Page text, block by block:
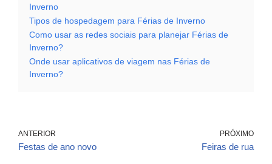
Inverno
Tipos de hospedagem para Férias de Inverno
Como usar as redes sociais para planejar Férias de
Inverno?
Onde usar aplicativos de viagem nas Férias de
Inverno?
ANTERIOR
Festas de ano novo
PRÓXIMO
Feiras de rua